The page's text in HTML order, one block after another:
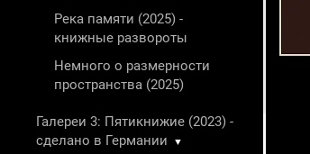
Река памяти (2025) -
книжные развороты
Немного о размерности
пространства (2025)
Галереи 3: Пятикнижие (2023) -
сделано в Германии
▼